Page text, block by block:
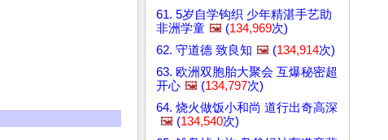
61. 5岁自学钩织 少年精湛手艺助
非洲学童 🖼️ (134,969次)
62. 守道德 致良知 🖼️ (134,914次)
63. 欧洲双胞胎大聚会 互爆秘密超
开心 🖼️ (134,797次)
64. 烧火做饭小和尚 道行出奇高深
🖼️ (134,540次)